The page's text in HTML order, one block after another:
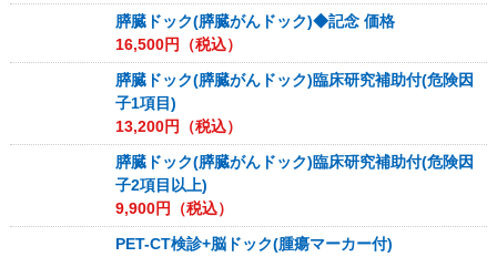
膵臓ドック(膵臓がんドック)◆記念 価格
16,500円（税込）
膵臓ドック(膵臓がんドック)臨床研究補助付(危険因
子1項目)
13,200円（税込）
膵臓ドック(膵臓がんドック)臨床研究補助付(危険因
子2項目以上)
9,900円（税込）
PET-CT検診+脳ドック(腫瘍マーカー付)